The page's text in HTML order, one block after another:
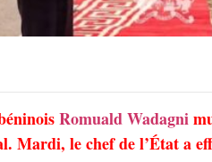
Romuald Wadagni
Mardi, le chef de l’État a